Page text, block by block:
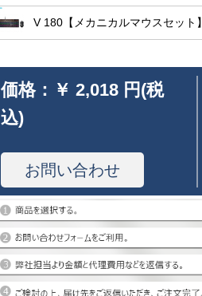
V 180【メカニカルマウスセット】
価格： ￥ 2,018 円(税
込)
お問い合わせ